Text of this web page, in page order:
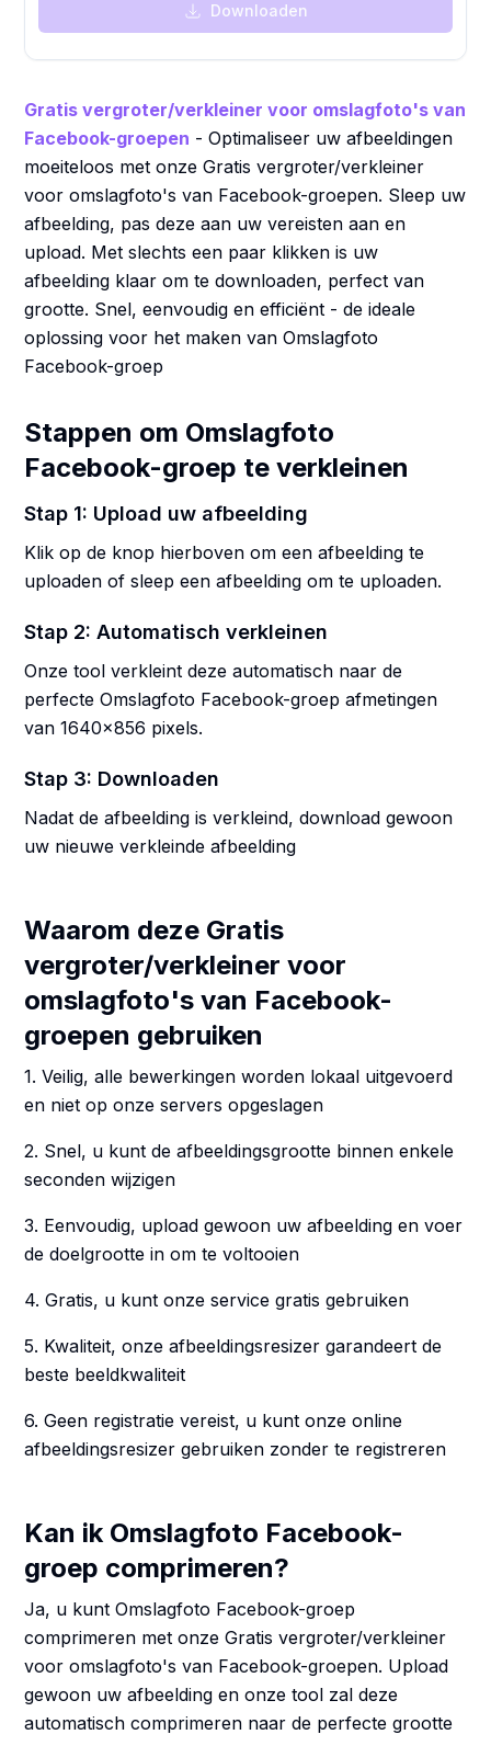
Downloaden
Gratis vergroter/verkleiner voor omslagfoto's van
Facebook-groepen - Optimaliseer uw afbeeldingen
moeiteloos met onze Gratis vergroter/verkleiner
voor omslagfoto's van Facebook-groepen. Sleep uw
afbeelding, pas deze aan uw vereisten aan en
upload. Met slechts een paar klikken is uw
afbeelding klaar om te downloaden, perfect van
grootte. Snel, eenvoudig en efficiënt - de ideale
oplossing voor het maken van Omslagfoto
Facebook-groep
Stappen om Omslagfoto
Facebook-groep te verkleinen
Stap 1: Upload uw afbeelding
Klik op de knop hierboven om een afbeelding te
uploaden of sleep een afbeelding om te uploaden.
Stap 2: Automatisch verkleinen
Onze tool verkleint deze automatisch naar de
perfecte Omslagfoto Facebook-groep afmetingen
van 1640x856 pixels.
Stap 3: Downloaden
Nadat de afbeelding is verkleind, download gewoon
uw nieuwe verkleinde afbeelding
Waarom deze Gratis
vergroter/verkleiner voor
omslagfoto's van Facebook-
groepen gebruiken
1. Veilig, alle bewerkingen worden lokaal uitgevoerd
en niet op onze servers opgeslagen
2. Snel, u kunt de afbeeldingsgrootte binnen enkele
seconden wijzigen
3. Eenvoudig, upload gewoon uw afbeelding en voer
de doelgrootte in om te voltooien
4. Gratis, u kunt onze service gratis gebruiken
5. Kwaliteit, onze afbeeldingsresizer garandeert de
beste beeldkwaliteit
6. Geen registratie vereist, u kunt onze online
afbeeldingsresizer gebruiken zonder te registreren
Kan ik Omslagfoto Facebook-
groep comprimeren?
Ja, u kunt Omslagfoto Facebook-groep
comprimeren met onze Gratis vergroter/verkleiner
voor omslagfoto's van Facebook-groepen. Upload
gewoon uw afbeelding en onze tool zal deze
automatisch comprimeren naar de perfecte grootte